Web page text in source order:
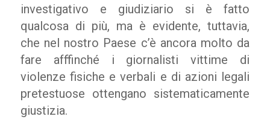
investigativo e giudiziario si è fatto
qualcosa di più, ma è evidente, tuttavia,
che nel nostro Paese c’è ancora molto da
fare afffinché i giornalisti vittime di
violenze fisiche e verbali e di azioni legali
pretestuose ottengano sistematicamente
giustizia.